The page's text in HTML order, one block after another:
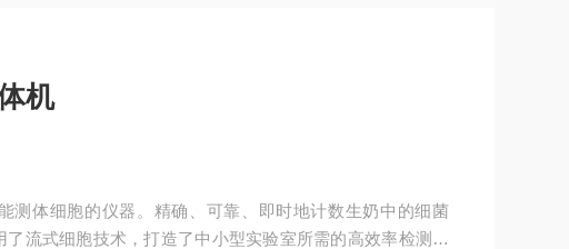
机
测体细胞的仪器。精确、可靠、即时地计数生奶中的细菌
流式细胞技术，打造了中小型实验室所需的高效率检测仪